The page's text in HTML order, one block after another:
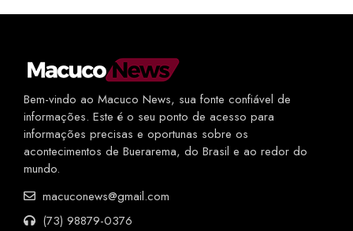
Bem-vindo ao Macuco News, sua fonte confiável de
informações. Este é o seu ponto de acesso para
informações precisas e oportunas sobre os
acontecimentos de Buerarema, do Brasil e ao redor do
mundo.
macuconews@gmail.com
(73) 98879-0376